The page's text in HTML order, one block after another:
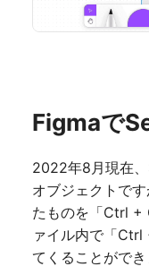
Figmaで
2022年8月現在
オブジェクトで
たものを「Ctrl +
ァイル内で「Ctrl
てくることができ